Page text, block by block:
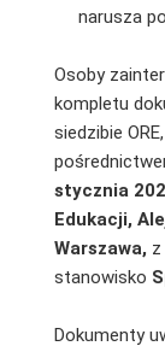
narusza
Osoby
kompletu
siedzibie
stycznia
Edukacji,
Warszawa,
stanowisko
Dokumenty